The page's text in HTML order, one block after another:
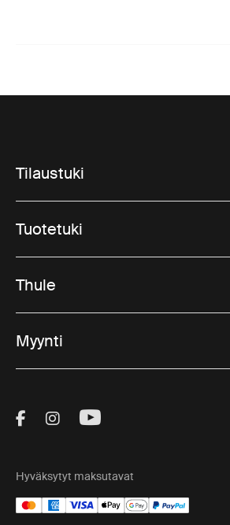
Tilaustuki
Tuotetuki
Thule
Myynti
Visit Thule on Facebook
Visit Thule on
Visit Thule on
Hyväksytyt maksutavat